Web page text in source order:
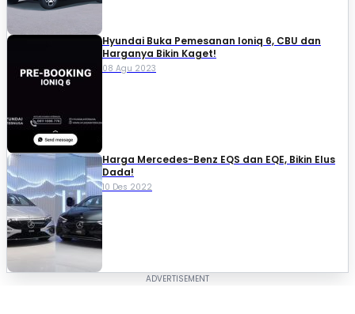
Hyundai Buka Pemesanan Ioniq 6, CBU dan
Harganya Bikin Kaget!
08 Agu 2023
Harga Mercedes-Benz EQS dan EQE, Bikin Elus
Dada!
10 Des 2022